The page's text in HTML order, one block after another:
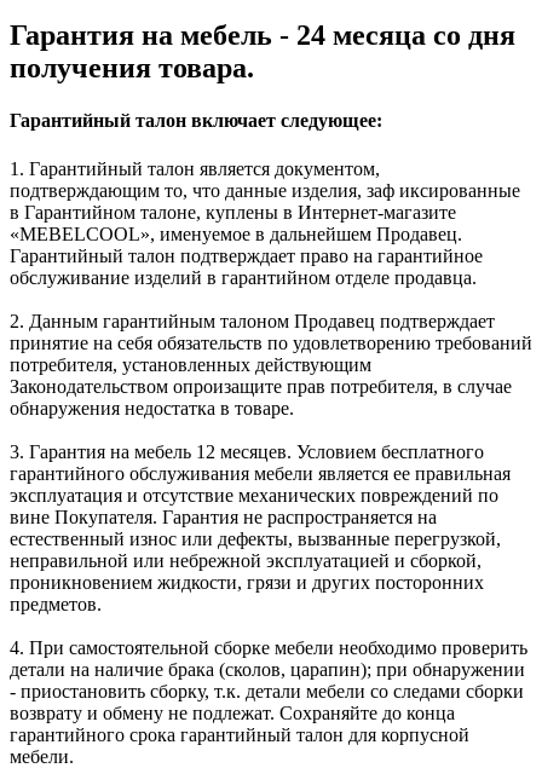
Гарантия на мебель - 24 месяца со дня
получения товара.
Гарантийный талон включает следующее:
1. Гарантийный талон является документом,
подтверждающим то, что данные изделия, заф иксированные
в Гарантийном талоне, куплены в Интернет-магазите
«MEBELCOOL», именуемое в дальнейшем Продавец.
Гарантийный талон подтверждает право на гарантийное
обслуживание изделий в гарантийном отделе продавца.
2. Данным гарантийным талоном Продавец подтверждает
принятие на себя обязательств по удовлетворению требований
потребителя, установленных действующим
Законодательством опроизащите прав потребителя, в случае
обнаружения недостатка в товаре.
3. Гарантия на мебель 12 месяцев. Условием бесплатного
гарантийного обслуживания мебели является ее правильная
эксплуатация и отсутствие механических повреждений по
вине Покупателя. Гарантия не распространяется на
естественный износ или дефекты, вызванные перегрузкой,
неправильной или небрежной эксплуатацией и сборкой,
проникновением жидкости, грязи и других посторонних
предметов.
4. При самостоятельной сборке мебели необходимо проверить
детали на наличие брака (сколов, царапин); при обнаружении
- приостановить сборку, т.к. детали мебели со следами сборки
возврату и обмену не подлежат. Сохраняйте до конца
гарантийного срока гарантийный талон для корпусной
мебели.